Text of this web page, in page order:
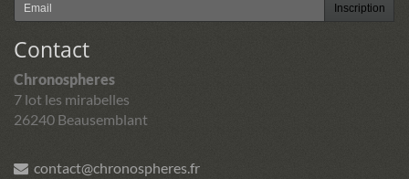
Inscription
Contact
Chronospheres
7 lot les mirabelles
26240 Beausemblant
contact@chronospheres.fr